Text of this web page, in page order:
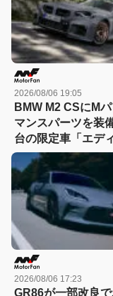
2026/08/06 19:05
BMW M2 CSにM
マンスパーツを装
台の限定車「エデ
ン・エッジ」が登
2026/08/06 17:23
GR86が一部改良